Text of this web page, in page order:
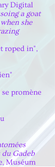
Digital
a goat
she
roped in",
promène
Gadeb
Muséum